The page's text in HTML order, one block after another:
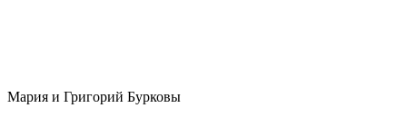
Мария и Григорий Бурковы